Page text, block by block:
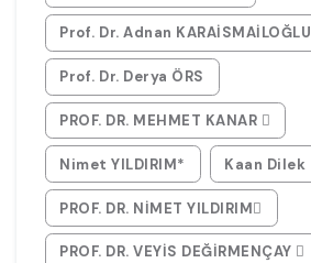
Prof. Dr. Adnan KARAİSMAİLOĞLU
Prof. Dr. Derya ÖRS
PROF. DR. MEHMET KANAR 
Nimet YILDIRIM* Kaan Dilek
PROF. DR. NİMET YILDIRIM
PROF. DR. VEYİS DEĞİRMENÇAY 